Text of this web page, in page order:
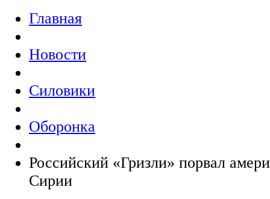
Главная
Новости
Силовики
Оборонка
Российский «Гризли» порвал
Сирии